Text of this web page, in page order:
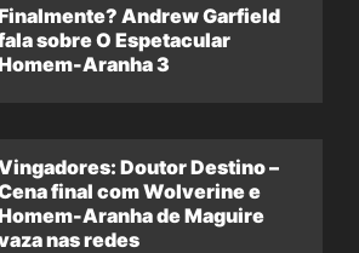
Andrew Garfield
sobre O Espetacular
Aranha 3
Doutor Destino –
final com Wolverine e
Aranha de Maguire
nas redes